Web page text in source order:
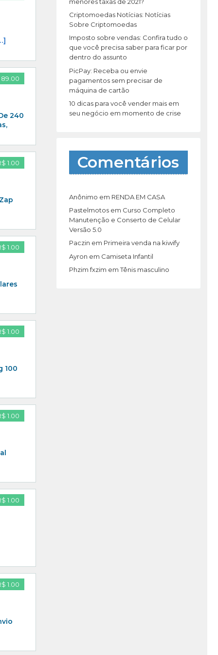
89.00
240
1.00
1.00
1.00
100
1.00
1.00
1.00
:
Criptomoedas Notícias: Notícias
Sobre Criptomoedas
Imposto sobre vendas: Confira tudo o
que você precisa saber para ficar por
dentro do assunto
PicPay: Receba ou envie
pagamentos sem precisar de
máquina de cartão
10 dicas para você vender mais em
seu negócio em momento de crise
Comentários
Anônimo em RENDA EM CASA
Pastelmotosem Curso Completo
Manutenção e Conserto de Celular
Versão 5.0
Paczin em Primeira venda na kiwify
Ayron em Camiseta Infantil
Phzim fxzim emTênis masculino